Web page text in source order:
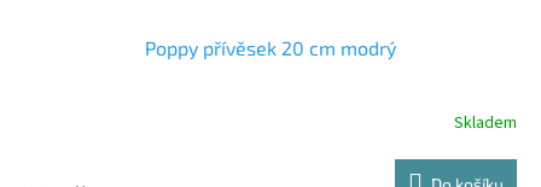
Poppy přívěsek 20 cm modrý
Skladem